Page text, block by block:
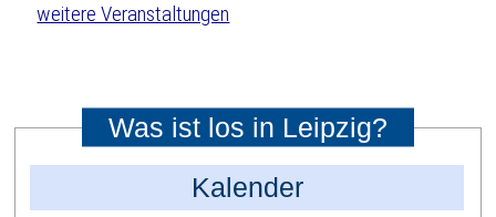
weitere Veranstaltungen
Was ist los in Leipzig?
Kalender